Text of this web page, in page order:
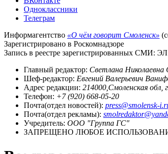
Одноклассники
Телеграм
Информагентство «О чём говорит Смоленск»
Зарегистрировано в Роскомнадзоре
Запись в реестре зарегистрированных СМИ:
Главный редактор: Светлана Николаевна
Шеф-редактор: Евгений Валерьевич
Адрес редакции: 214000,Смоленская обл,
Телефон: +7 (920) 668-05-20
Почта(отдел новостей): press@smolensk-
Почта(отдел рекламы):
Учредитель: ООО "Группа ГС"
ЗАПРЕЩЕНО ЛЮБОЕ